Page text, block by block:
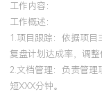
工作内容：
工作概述：
1.项目跟踪：依据项
复盘计划达成率，调整
2.文档管理：负责管
短XXX分钟。